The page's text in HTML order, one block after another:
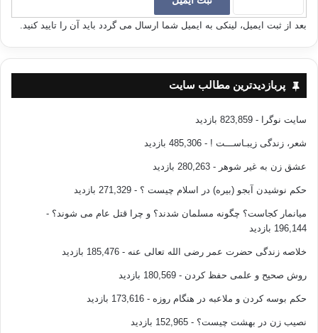
اسطرلاب و حدس و گمانه زني نيست که آخر و عاقبت چنين حزبي چگونه از آب
درمي آمد. آنان که طي 11 سال فکر مي کردند هر کاري که مي توانستند کرده
اند، آخرالامر متهم شدند به اينکه هيچ کاري نکرده اند، چه رسد به آناني که
دانشگاه هاي زيادي در استان هاي مختلف مي رفتم. در هيچ شهري ردي و اثري از
مشارکت نبود. نه در اهواز، نه در تبريز، نه در اصفهان، شيراز، مشهد و نه در هيچ
طلبان بودند، اما رها بودند. هيچ تلاشي از سوي مشارکتي ها در تهران در جهت
سازماندهي، آموزش و برنامه ريزي طرفداران در سطح کشور صورت نگرفته
شايد اکنون معني گزاره ابتداي يادداشت را بهتر بتوان درک کرد. اينکه مشارکت
پيش از آنکه يک تشکل، سازمان و يک حزب باشد، يک جريان يا محفلي سياسي
روشنفکري بود. لنين درست مي گفت؛ اگر قرار است به جايي برسيم، بدون
صحت نظر لنين را نشان مي دهد.
بعد از ثبت ایمیل، لینکی به ایمیل شما ارسال می گردد باید آن را تایید کنید.
پربازدیدترین مطالب سایت
سایت نوگرا - 823,859 بازدید
شعر، زندگی زیبـاســـت ! - 485,306 بازدید
عشق زن به غیر شوهر - 280,263 بازدید
حکم نوشیدن آبجو (بیره) در اسلام چیست ؟ - 271,329 بازدید
میانمار کجاست؟ چگونه مسلمان شدند؟ و چرا قتل عام می شوند؟ -
196,144 بازدید
خلاصه زندگی حضرت عمر رضی الله تعالی عنه - 185,476 بازدید
روش صحیح و علمی حفظ کردن - 180,569 بازدید
حکم بوسه کردن و ملاعبه در هنگام روزه - 173,616 بازدید
نصیب زن در بهشت چیست؟ - 152,965 بازدید